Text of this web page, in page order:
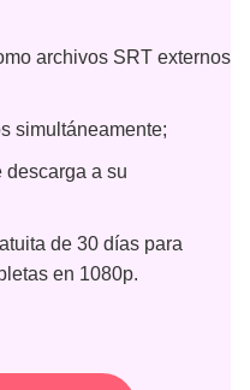
archivos SRT externos
simultáneamente;
descarga a su
de 30 días para
en 1080p.